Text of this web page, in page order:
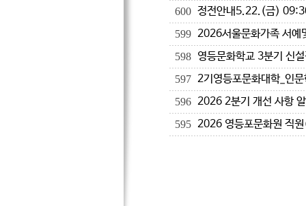
600 정전안내5.22.(금)
599 2026서울문화가족 서예
598 영등문화학교 3분기 신
597 2기영등포문화대학_인
596 2026 2분기 개선 사항
595 2026 영등포문화원 직